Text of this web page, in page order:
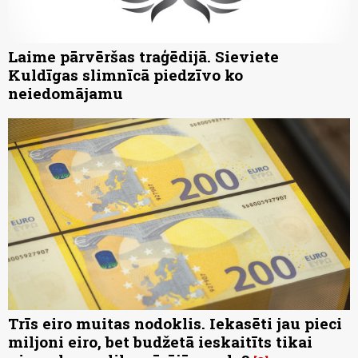
Laime pārvēršas traģēdijā. Sieviete
Kuldīgas slimnīcā piedzīvo ko
neiedomājamu
Trīs eiro muitas nodoklis. Iekasēti jau pieci
miljoni eiro, bet budžetā ieskaitīts tikai